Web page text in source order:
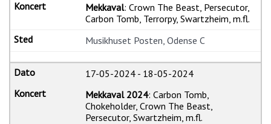
Mekkaval: Crown The Beast, Persecutor,
Carbon Tomb, Terrorpy, Swartzheim, m.fl.
Musikhuset Posten, Odense C
17-05-2024 - 18-05-2024
Mekkaval 2024: Carbon Tomb,
Chokeholder, Crown The Beast,
Persecutor, Swartzheim, m.fl.